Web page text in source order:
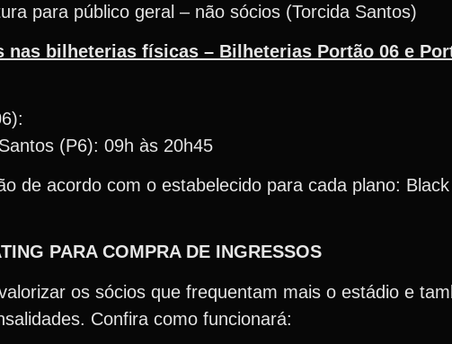
para público geral – não sócios (Torcida Santos)
nas bilheterias físicas – Bilheterias Portão 06 e
(P6): 09h às 20h45
de acordo com o estabelecido para cada plano:
PARA COMPRA DE INGRESSOS
os sócios que frequentam mais o estádio e
Confira como funcionará: